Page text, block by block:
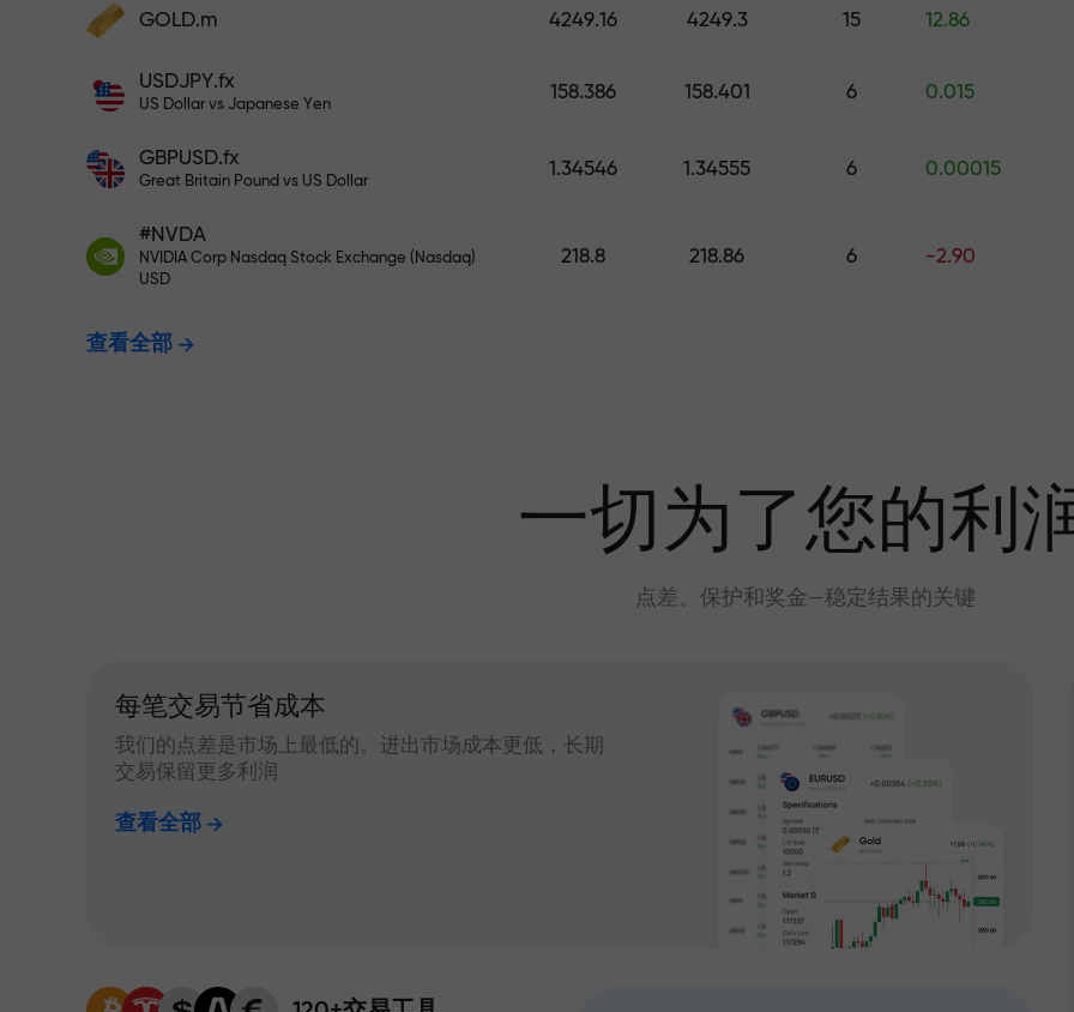
充值账户—获得比存款大1000倍的奖金。
X1000不是印刷错误。存款越大，倍数越
无风险交易—
我们保证您的利润
最高X1000奖金—市场上最大
GOLD.m 4249.16 4249.3 15 12.86
USDJPY.fx
US Dollar vs Japanese Yen
158.386 158.401 6 0.015
GBPUSD.fx
Great Britain Pound vs US Dollar
1.34546 1.34555 6 0.00015
#NVDA
NVIDIA Corp Nasdaq Stock Exchange (Nasdaq)
USD
218.8 218.86 6 -2.90
查看全部
一切为了您的利
点差、保护和奖金—稳定结果的关键
每笔交易节省成本
我们的点差是市场上最低的。进出市场成本更低，长期
交易保留更多利润
查看全部